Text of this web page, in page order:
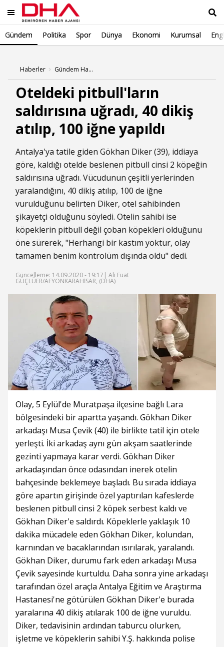
Gündem Politika Spor Dünya Ekonomi Kurumsal
Haberler Gündem Haberleri
Oteldeki pitbull'ların
saldırısına uğradı, 40 dikiş
atılıp, 100 iğne yapıldı
Antalya'ya tatile giden Gökhan Diker (39), iddiaya
göre, kaldığı otelde beslenen pitbull cinsi 2 köpeğin
saldırısına uğradı. Vücudunun çeşitli yerlerinden
yaralandığını, 40 dikiş atılıp, 100 de iğne
vurulduğunu belirten Diker, otel sahibinden
şikayetçi olduğunu söyledi. Otelin sahibi ise
köpeklerin pitbull değil çoban köpekleri olduğunu
öne sürerek, "Herhangi bir kastım yoktur, olay
tamamen benim kontrolüm dışında oldu" dedi.
Güncelleme: 14.09.2020 - 19:17 | Ali Fuat
GÜÇLÜER/AFYONKARAHİSAR, (DHA)
Olay, 5 Eylül'de Muratpaşa ilçesine bağlı Lara
bölgesindeki bir apartta yaşandı. Gökhan Diker
arkadaşı Musa Çevik (40) ile birlikte tatil için otele
yerleşti. İki arkadaş aynı gün akşam saatlerinde
gezinti yapmaya karar verdi. Gökhan Diker
arkadaşından önce odasından inerek otelin
bahçesinde beklemeye başladı. Bu sırada iddiaya
göre apartın girişinde özel yaptırılan kafeslerde
beslenen pitbull cinsi 2 köpek serbest kaldı ve
Gökhan Diker'e saldırdı. Köpeklerle yaklaşık 10
dakika mücadele eden Gökhan Diker, kolundan,
karnından ve bacaklarından ısırılarak, yaralandı.
Gökhan Diker, durumu fark eden arkadaşı Musa
Çevik sayesinde kurtuldu. Daha sonra yine arkadaşı
tarafından özel araçla Antalya Eğitim ve Araştırma
Hastanesi'ne götürülen Gökhan Diker'e burada
yaralarına 40 dikiş atılarak 100 de iğne vuruldu.
Diker, tedavisinin ardından taburcu olurken,
işletme ve köpeklerin sahibi Y.Ş. hakkında polise